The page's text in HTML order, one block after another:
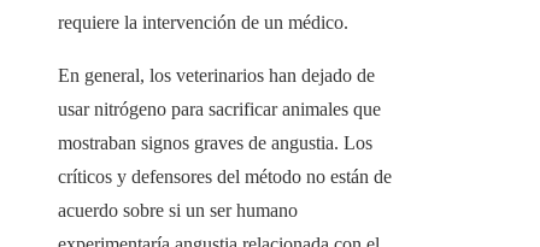
requiere la intervención de un médico.
En general, los veterinarios han dejado de
usar nitrógeno para sacrificar animales que
mostraban signos graves de angustia. Los
críticos y defensores del método no están de
acuerdo sobre si un ser humano